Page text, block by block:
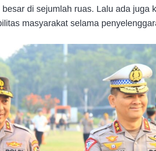
di sejumlah ruas. Lalu ada juga
masyarakat selama